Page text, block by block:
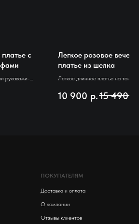
с
рукавами-
тем,
Легкое розовое
платье из шелка
Легкое длинное платье на тонких
соблазнительный разрез
10 900 р.15 490
ПОКУПАТЕЛЯМ
Доставка и оплата
О компании
Отзывы клиентов